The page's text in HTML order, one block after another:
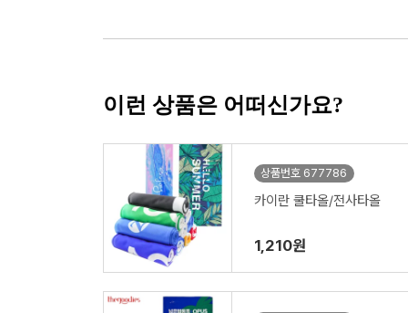
이런 상품은 어떠신가요?
상품번호 677786
카이란 쿨타올/전사타올
1,210원